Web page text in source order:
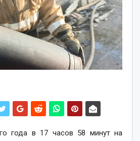
года в 17 часов 58 минут на